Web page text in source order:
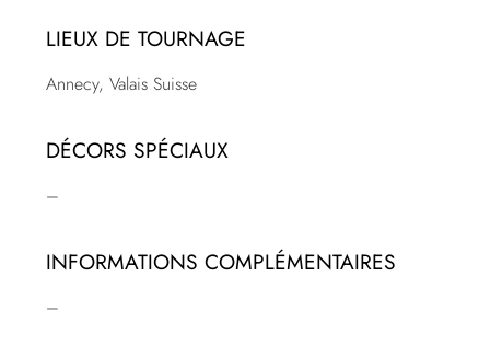
LIEUX DE TOURNAGE
Annecy, Valais Suisse
DÉCORS SPÉCIAUX
–
INFORMATIONS COMPLÉMENTAIRES
–